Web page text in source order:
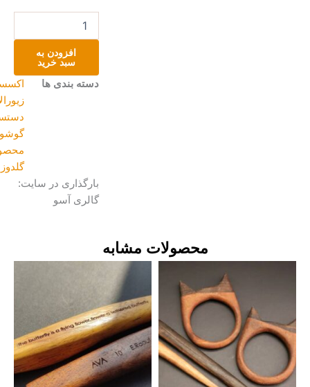
افزودن به
سبد خرید
دسته بندی ها
اکسسوری,
زیورالات
دستساز,
گوشواره,
محصولات
گلدوزی
بارگذاری در سایت:
گالری آسو
محصولات مشابه